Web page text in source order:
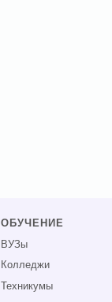
ОБУЧЕНИЕ
ВУЗы
Колледжи
Техникумы